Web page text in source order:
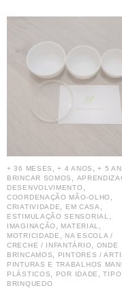
+ 36 MESES ,+ 4 ANOS ,+ 5
BRINCAR SOMOS
DESENVOLVIMENTO
COORDENAÇÃO MÃO-OLHO
CRIATIVIDADE EM CASA
ESTIMULAÇÃO SENSORIAL
IMAGINAÇÃO MATERIAL
MOTRICIDADE
NA ESCOLA /
CRECHE / INFANTÁRIO
ONDE
BRINCAMOS
PINTORES /
PINTURAS E TRABALHOS
PLÁSTICOS POR IDADE ,
BRINQUEDO